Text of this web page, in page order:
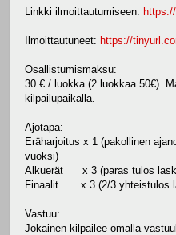
Linkki ilmoittautumiseen:
Ilmoittautuneet: https://
Osallistumismaksu:
30 € / luokka (2 luokkaa 50€).
kilpailupaikalla.
Ajotapa:
Eräharjoitus x 1 (pakollinen
vuoksi)
Alkuerät x 3 (paras tulos
Finaalit x 3 (2/3 yhteistulos
Vastuu:
Jokainen kilpailee omalla